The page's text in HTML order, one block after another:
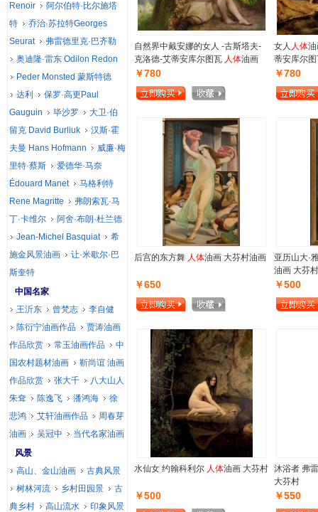
自然界中戴安娜的女人 -古斯塔夫-
克洛德-艾蒂安库尔图瓦 人体油画
￥780
女人 人体
蒂安库尔
￥780
后宫的东方舞 人体油画 大芬村油画
￥650
亚历山大·
油画 大芬
￥500
水仙女 约翰科利尔 人体油画 大芬村
￥500
沐浴者 弗
大芬村
￥550
Renoir
阿尔伯特·比尔施塔
特
乔治·苏拉特Georges
Seurat
弗雷德里克·巴齐勒
奥迪隆·雷东 Odilon Redon
Peder Monsted 蒙斯特德
达利
保罗·高更Paul
Gauguin
毕沙罗
大卫·伯
留克 David Burliuk
汉斯·霍
夫曼 Hans Hofmann
威廉·梅
里特·蔡斯
爱德华·马奈
Édouard Manet
马格利特
Rene Magritte
弗朗索瓦·马
丁·卡维尔
阿舍·布朗·杜兰德
Jean-Michel Basquiat
希
施金风景油画
让·米歇尔·巴
斯奎特
中国名家
王沂东
曾梵志
李自健
陈衍宁油画作品
贾涛油画
作品欣赏
常玉油画作品
中
国农村题材油画
靳尚谊 油画
作品欣赏
张大千
八大山人
朱耷
陈逸飞 潘鸿海
徐
悲鸿
艾轩油画作品
周春芽
油画
吴冠中
当代名家油画
风景
高山、金山油画
古典风景
树林河流
乡村田园景
古
典乡村
高山流水
印象风景